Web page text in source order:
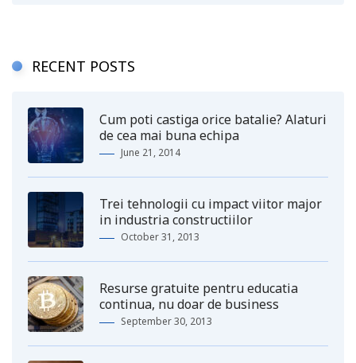
RECENT POSTS
Cum poti castiga orice batalie? Alaturi
de cea mai buna echipa
June 21, 2014
Trei tehnologii cu impact viitor major
in industria constructiilor
October 31, 2013
Resurse gratuite pentru educatia
continua, nu doar de business
September 30, 2013